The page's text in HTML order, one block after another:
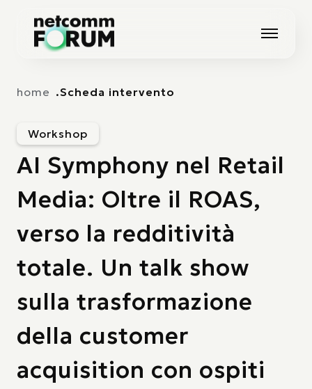
home Scheda intervento
Workshop
AI Symphony nel Retail
Media: Oltre il ROAS,
verso la redditività
totale. Un talk show
sulla trasformazione
della customer
acquisition con ospiti